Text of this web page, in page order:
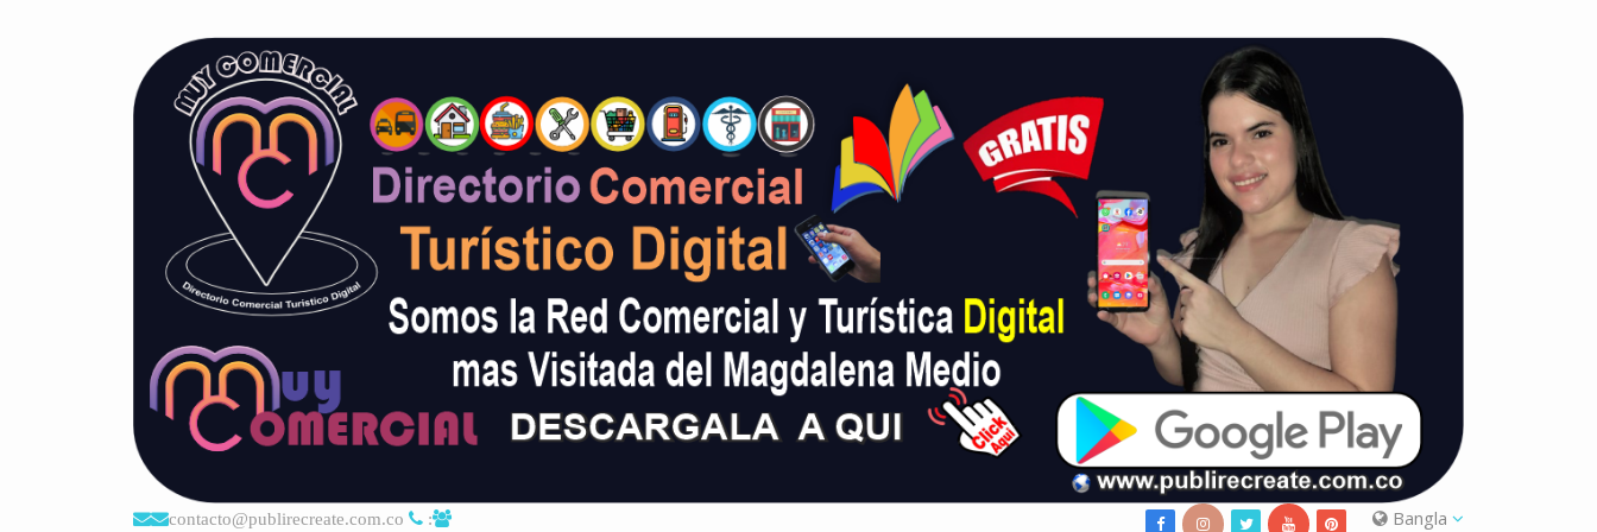
contacto@publirecreate.com.co : Bangla